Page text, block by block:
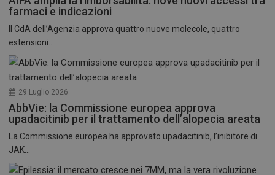
farmaci e indicazioni
Il CdA dell’Agenzia approva quattro nuove molecole, quattro
estensioni...
29 Luglio 2026
AbbVie: la Commissione europea approva
upadacitinib per il trattamento dell’alopecia areata
La Commissione europea ha approvato upadacitinib, l’inibitore di
JAK...